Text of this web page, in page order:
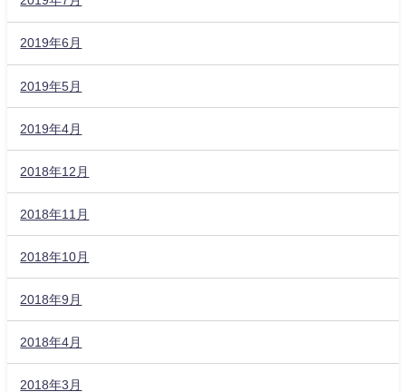
2019年6月
2019年5月
2019年4月
2018年12月
2018年11月
2018年10月
2018年9月
2018年4月
2018年3月